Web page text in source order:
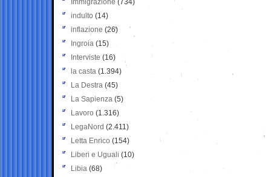
Immigrazione (734)
indulto (14)
inflazione (26)
Ingroia (15)
Interviste (16)
la casta (1.394)
La Destra (45)
La Sapienza (5)
Lavoro (1.316)
LegaNord (2.411)
Letta Enrico (154)
Liberi e Uguali (10)
Libia (68)